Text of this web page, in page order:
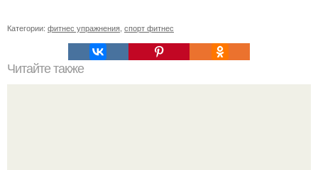
Категории: фитнес упражнения спорт фитнес
Читайте также